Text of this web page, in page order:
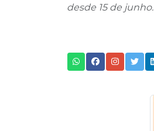
desde 15 de junho.